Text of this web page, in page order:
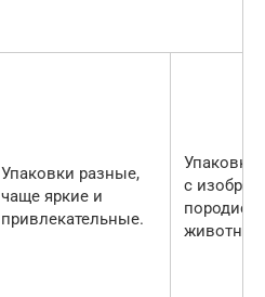
Упаковки разные,
чаще яркие и
привлекательные.
Упаковки
с